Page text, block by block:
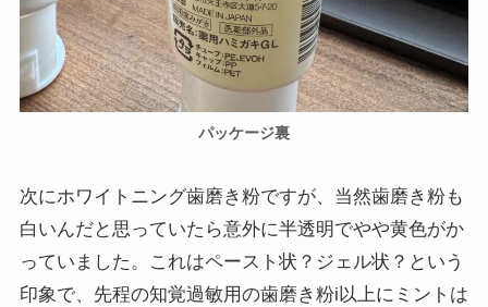
パッケージ裏
次にホワイトニング歯磨き粉ですが、当然歯磨き粉も
白いんだと思っていたら意外に半透明でやや黄色がか
っていました。これはペースト状？ジェル状？という
印象で、先程の知覚過敏用の歯磨き粉i以上にミントは